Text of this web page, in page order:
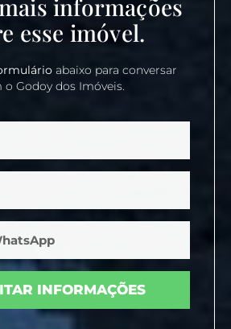
informações
esse imóvel.
abaixo para conversar
o Godoy dos Imóveis.
INFORMAÇÕES